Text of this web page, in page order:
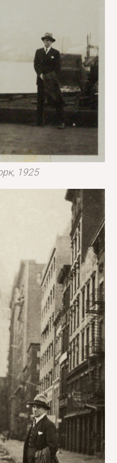
1925